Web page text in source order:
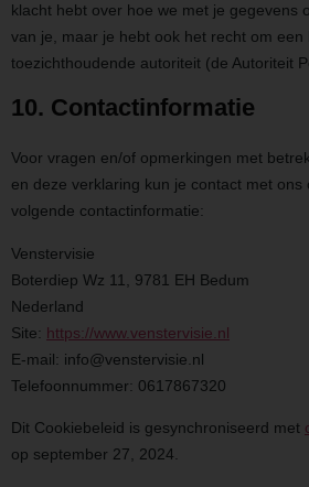
klacht hebt over hoe we met je gegevens
van je, maar je hebt ook het recht om een
toezichthoudende autoriteit (de Autoriteit
10. Contactinformatie
Voor vragen en/of opmerkingen met
en deze verklaring kun je contact met ons
volgende contactinformatie:
Venstervisie
Boterdiep Wz 11, 9781 EH Bedum
Nederland
Site: https://www.venstervisie.nl
E-mail: info@venstervisie.nl
Telefoonnummer: 0617867320
Dit Cookiebeleid is gesynchroniseerd met
op september 27, 2024.